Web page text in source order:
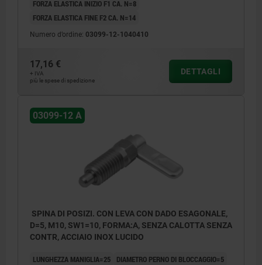
Forma B: senza calotta barra con dado.
Forma D: con calotta barra con dado.
FORZA ELASTICA INIZIO F1 CA. N=8
FORZA ELASTICA FINE F2 CA. N=14
Numero d’ordine: 03099-12-1040410
17,16 €
+ IVA
più le spese di spedizione
DETTAGLI
03099-12 A
SPINA DI POSIZI. CON LEVA CON DADO ESAGONALE,
D=5, M10, SW1=10, FORMA:A, SENZA CALOTTA SENZA
CONTR, ACCIAIO INOX LUCIDO
LUNGHEZZA MANIGLIA=25
DIAMETRO PERNO DI BLOCCAGGIO=5